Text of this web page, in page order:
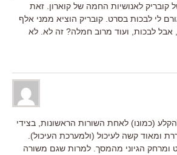
קובריק לאנושיות החמה של קוארון. זאת
לי לבכות בסרט. קובריק הוציא ממני אלף
אבל לבכות, ועוד מרוב חמלה? זה לא. לא
(כמונו) לאחת השורות הראשונות, בצידי
ומאוד קשה לעיכול (ולמערכת העיכול).
ומרחק הגיוני מהמסך. למרות שגם משורה